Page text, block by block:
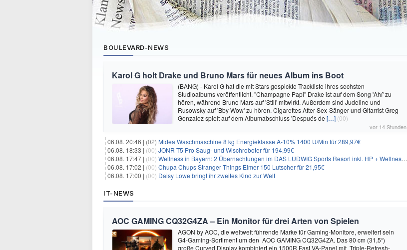
BOULEVARD-NEWS
Karol G holt Drake und Bruno Mars für neues Album ins Boot
(BANG) - Karol G hat die mit Stars gespickte Trackliste ihres sechsten
Studioalbums veröffentlicht. "Champagne Papi" Drake ist auf dem Song 'Ahí' zu
hören, während Bruno Mars auf 'Still' mitwirkt. Außerdem sind Judeline und
Rusowsky auf 'Bby Wow' zu hören. Cigarettes After Sex-Sänger und Gitarrist Greg
Gonzalez spielt auf dem Albumabschluss 'Después de […] (00)
vor 14 Stunden
06.08. 20:46 | (02) Midea Waschmaschine 8 kg Energieklasse A-10% 1400 U/Min für 289,97€
06.08. 18:33 | (00) JONR T5 Pro Saug- und Wischroboter für 194,99€
06.08. 17:47 | (00) Wellness in Bayern: 2 Übernachtungen im DAS LUDWIG Sports Resort inkl. HP + Wellness ab 174€ p.P.
06.08. 17:02 | (00) Chupa Chups Stranger Things Eimer 150 Lutscher für 21,95€
06.08. 17:00 | (00) Daisy Lowe bringt ihr zweites Kind zur Welt
IT-NEWS
AOC GAMING CQ32G4ZA – Ein Monitor für drei Arten von Spielen
AGON by AOC, die weltweit führende Marke für Gaming-Monitore, erweitert sein
G4-Gaming-Sortiment um den AOC GAMING CQ32G4ZA. Das 80 cm (31,5“)
große Curved Display kombiniert ein 1500R Fast VA-Panel mit Triple-Refresh-